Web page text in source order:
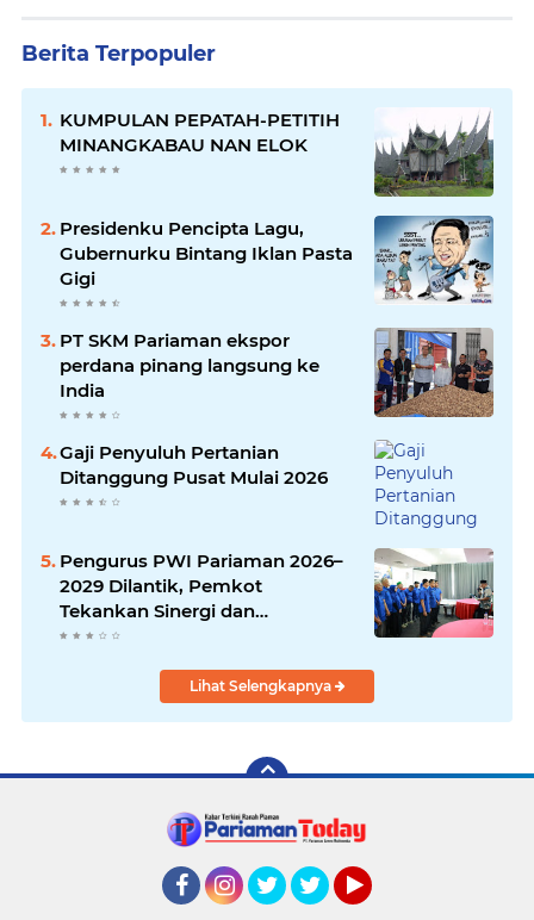
Berita Terpopuler
KUMPULAN PEPATAH-PETITIH
MINANGKABAU NAN ELOK
Presidenku Pencipta Lagu,
Gubernurku Bintang Iklan Pasta
Gigi
PT SKM Pariaman ekspor
perdana pinang langsung ke
India
Gaji Penyuluh Pertanian
Ditanggung Pusat Mulai 2026
Pengurus PWI Pariaman 2026–
2029 Dilantik, Pemkot
Tekankan Sinergi dan
Profesionalisme Pers
Lihat Selengkapnya